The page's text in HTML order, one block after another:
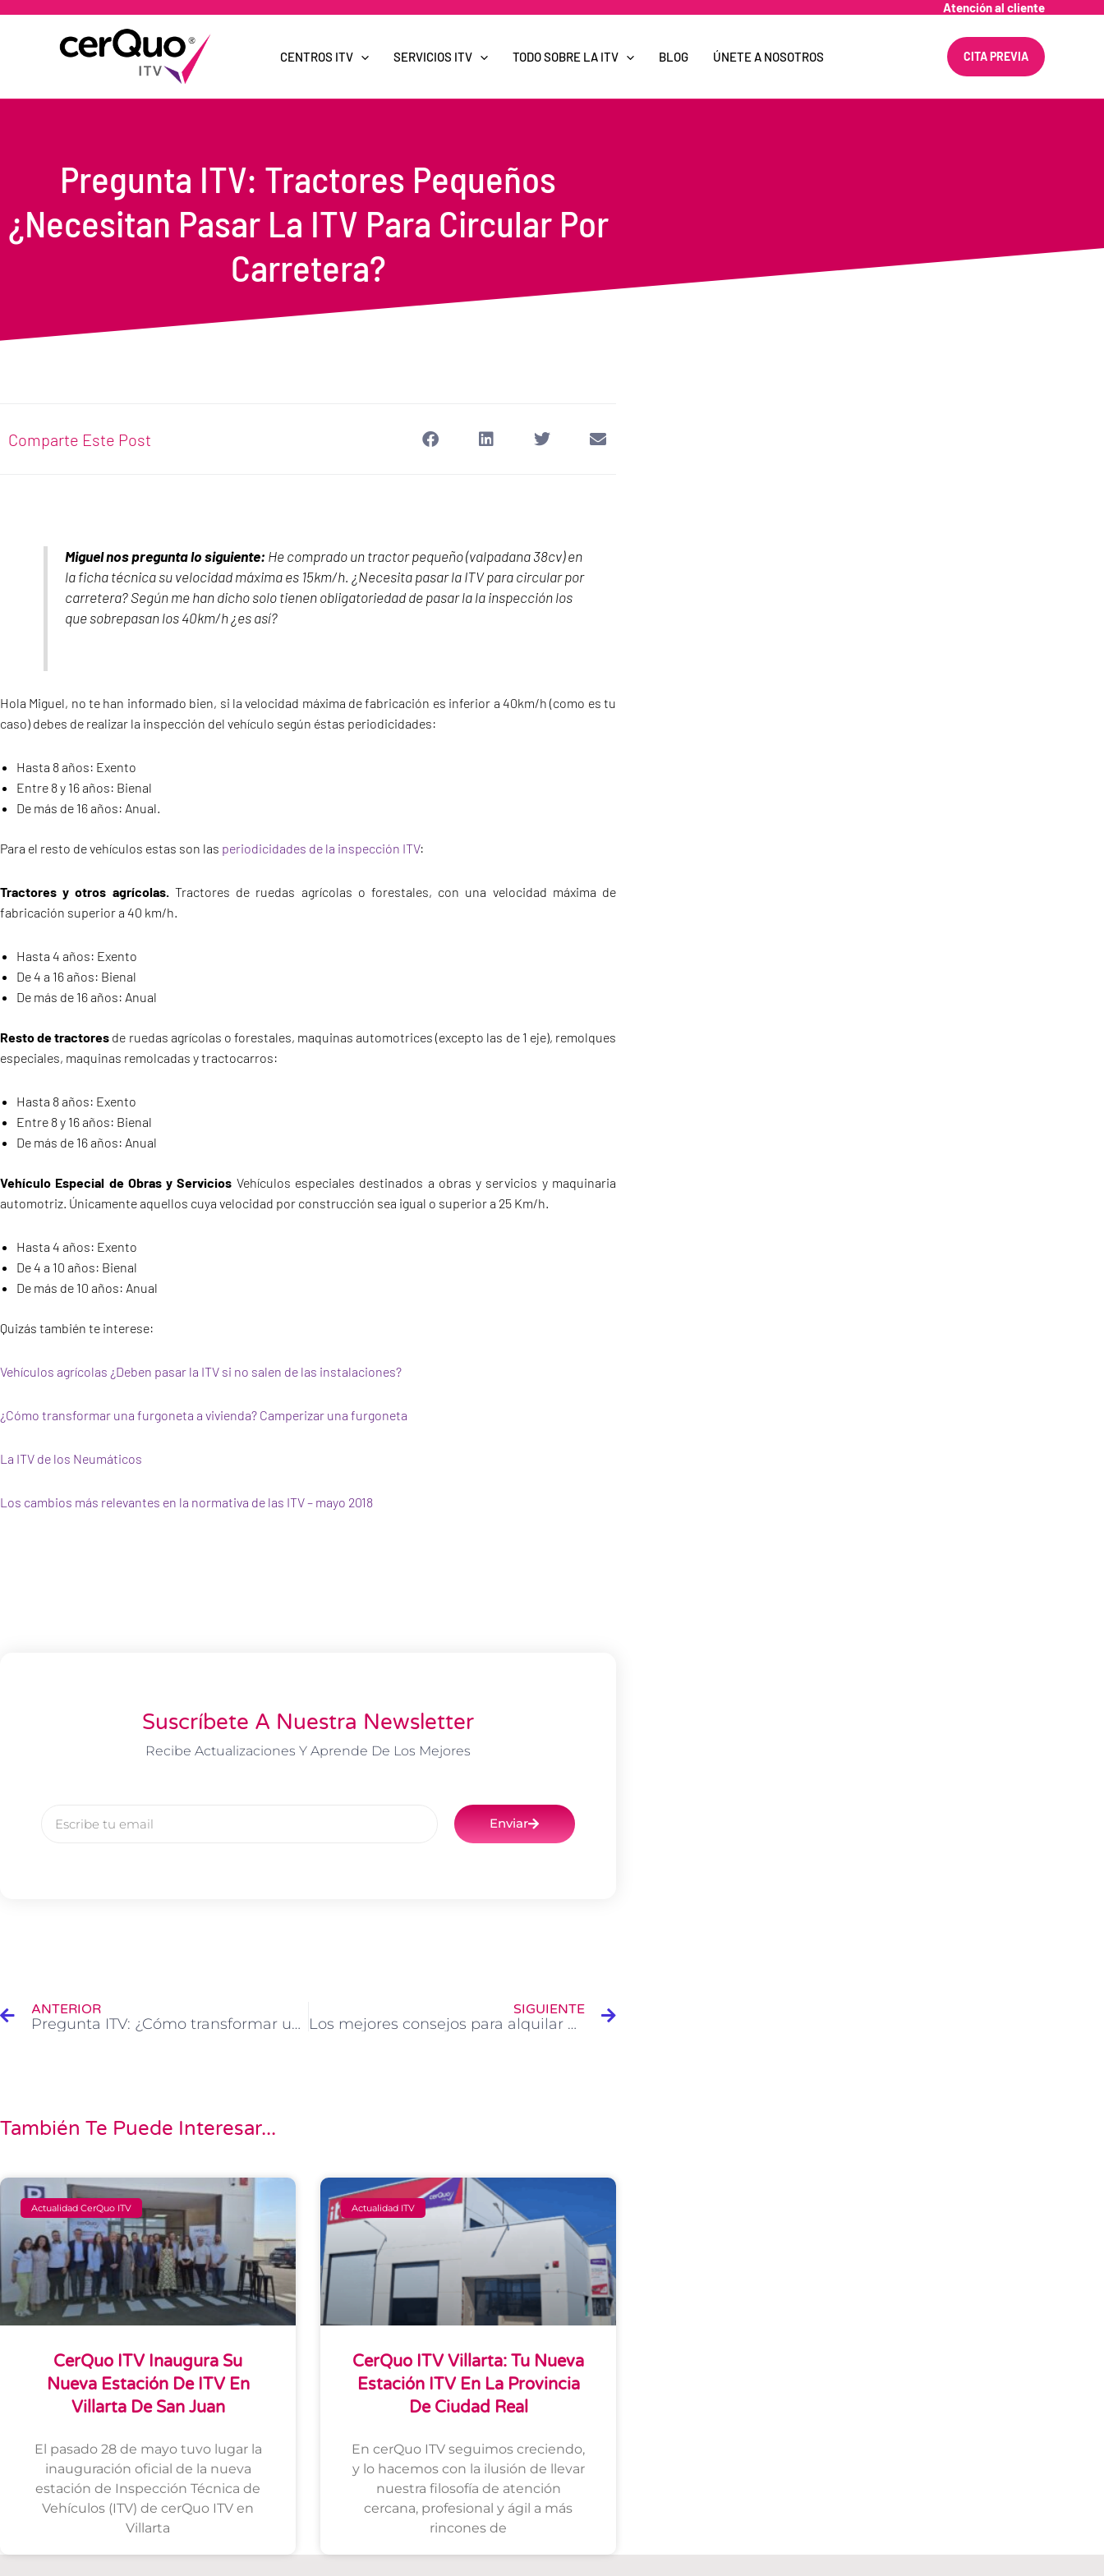
Atención al cliente
CENTROS ITV SERVICIOS ITV TODO SOBRE LA ITV BLOG ÚNETE A NOSOTROS CITA PREVIA
Pregunta ITV: Tractores Pequeños
¿Necesitan Pasar La ITV Para Circular Por
Carretera?
Comparte Este Post
Miguel nos pregunta lo siguiente: He comprado un tractor pequeño (valpadana 38cv) en
la ficha técnica su velocidad máxima es 15km/h. ¿Necesita pasar la ITV para circular por
carretera? Según me han dicho solo tienen obligatoriedad de pasar la la inspección los
que sobrepasan los 40km/h ¿es así?
Hola Miguel, no te han informado bien, si la velocidad máxima de fabricación es inferior a 40km/h (como es tu
caso) debes de realizar la inspección del vehículo según éstas periodicidades:
Hasta 8 años: Exento
Entre 8 y 16 años: Bienal
De más de 16 años: Anual.
Para el resto de vehículos estas son las periodicidades de la inspección ITV:
Tractores y otros agrícolas.Tractores de ruedas agrícolas o forestales, con una velocidad máxima de
fabricación superior a 40 km/h.
Hasta 4 años: Exento
De 4 a 16 años: Bienal
De más de 16 años: Anual
Resto de tractores de ruedas agrícolas o forestales, maquinas automotrices (excepto las de 1 eje), remolques
especiales, maquinas remolcadas y tractocarros:
Hasta 8 años: Exento
Entre 8 y 16 años: Bienal
De más de 16 años: Anual
Vehículo Especial de Obras y Servicios Vehículos especiales destinados a obras y servicios y maquinaria
automotriz. Únicamente aquellos cuya velocidad por construcción sea igual o superior a 25 Km/h.
Hasta 4 años: Exento
De 4 a 10 años: Bienal
De más de 10 años: Anual
Quizás también te interese:
Vehículos agrícolas ¿Deben pasar la ITV si no salen de las instalaciones?
¿Cómo transformar una furgoneta a vivienda? Camperizar una furgoneta
La ITV de los Neumáticos
Los cambios más relevantes en la normativa de las ITV – mayo 2018
Suscríbete A Nuestra Newsletter
Recibe Actualizaciones Y Aprende De Los Mejores
Enviar
ANTERIOR
Pregunta ITV: ¿Cómo transformar una furgoneta a vivienda? Camperizar una furgoneta
SIGUIENTE
Los mejores consejos para alquilar un vehículo en vacaciones
También Te Puede Interesar...
Actualidad CerQuo ITV
CerQuo ITV Inaugura Su
Nueva Estación De ITV En
Villarta De San Juan
El pasado 28 de mayo tuvo lugar la
inauguración oficial de la nueva
estación de Inspección Técnica de
Vehículos (ITV) de cerQuo ITV en
Villarta
Actualidad ITV
CerQuo ITV Villarta: Tu Nueva
Estación ITV En La Provincia
De Ciudad Real
En cerQuo ITV seguimos creciendo,
y lo hacemos con la ilusión de llevar
nuestra filosofía de atención
cercana, profesional y ágil a más
rincones de